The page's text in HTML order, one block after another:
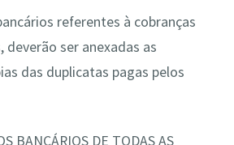
referentes à cobranças
deverão ser anexadas as
das duplicatas pagas pelos
BANCÁRIOS DE TODAS AS